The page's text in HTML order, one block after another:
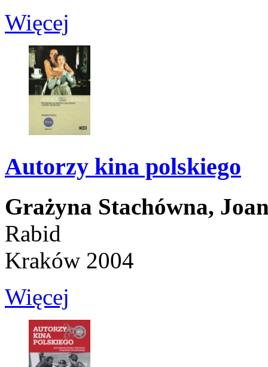
Więcej
Autorzy kina polskiego
Grażyna Stachówna,
Rabid
Kraków 2004
Więcej